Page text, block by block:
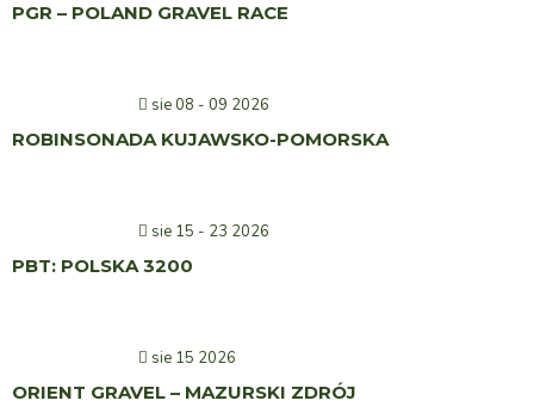
PGR – POLAND GRAVEL RACE
sie 08 - 09 2026
ROBINSONADA KUJAWSKO-POMORSKA
sie 15 - 23 2026
PBT: POLSKA 3200
sie 15 2026
ORIENT GRAVEL – MAZURSKI ZDRÓJ